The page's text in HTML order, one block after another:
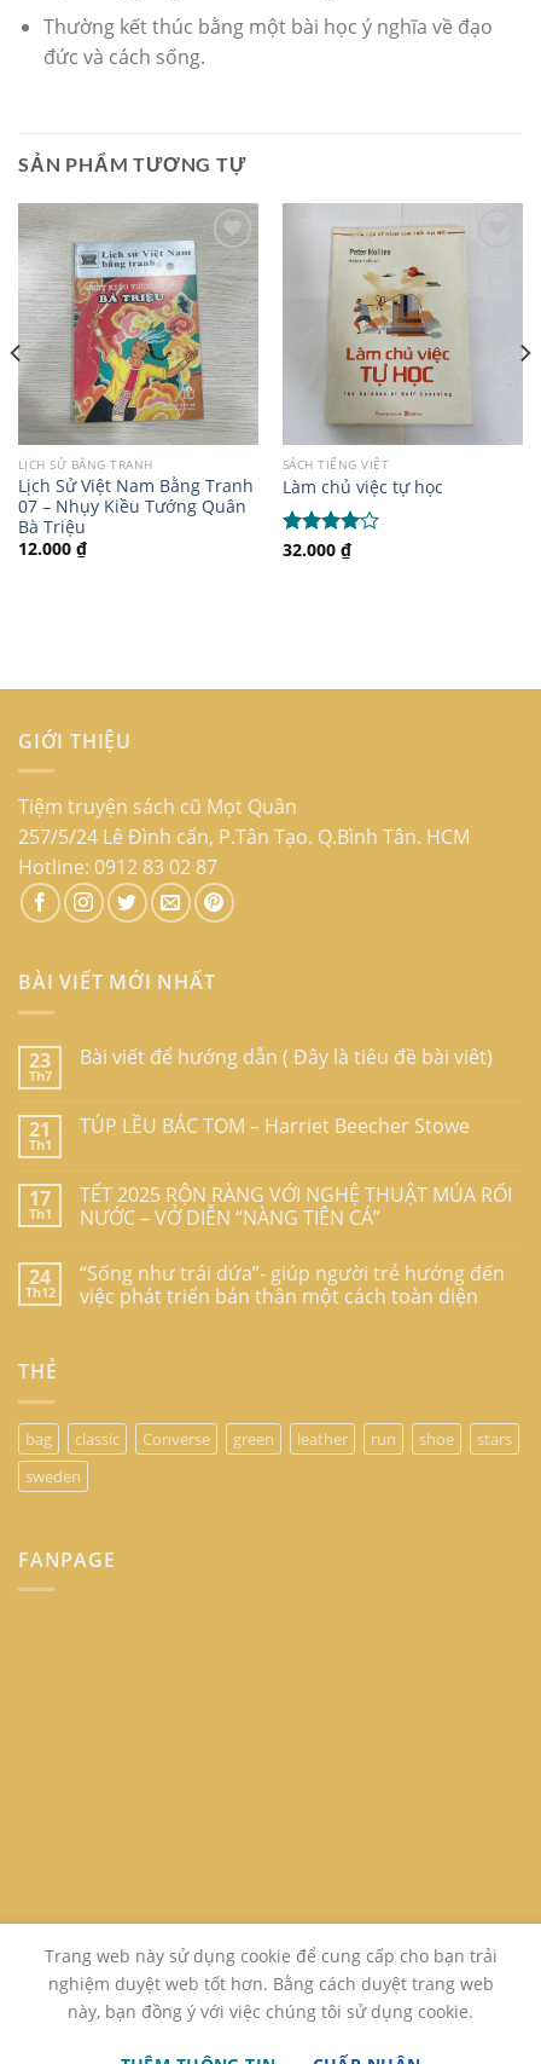
Thường kết thúc bằng một bài học ý nghĩa về đạo
đức và cách sống.
SẢN PHẨM TƯƠNG TỰ
LỊCH SỬ BẰNG TRANH
Lịch Sử Việt Nam Bằng Tranh
07 – Nhụy Kiều Tướng Quân
Bà Triệu
12.000 ₫
SÁCH TIẾNG VIỆT
Làm chủ việc tự học
Được
32.000 ₫
GIỚI THIỆU
Tiệm truyện sách cũ Mọt Quân
257/5/24 Lê Đình cẩn, P.Tân Tạo. Q.Bình Tân. HCM
Hotline: 0912 83 02 87
BÀI VIẾT MỚI NHẤT
23
Th7
Bài viết để hướng dẫn ( Đây là tiêu đề bài viêt)
21
Th1
TÚP LỀU BÁC TOM – Harriet Beecher Stowe
17
Th1
TẾT 2025 RỘN RÀNG VỚI NGHỆ THUẬT MÚA RỐI
NƯỚC – VỞ DIỄN “NÀNG TIÊN CÁ”
24
Th12
“Sống như trái dứa”- giúp người trẻ hướng đến
việc phát triển bản thân một cách toàn diện
THẺ
bag classic Converse green leather run shoe
stars
sweden
FANPAGE
Trang web này sử dụng cookie để cung cấp cho bạn trải
nghiệm duyệt web tốt hơn. Bằng cách duyệt trang web
này, bạn đồng ý với việc chúng tôi sử dụng cookie.